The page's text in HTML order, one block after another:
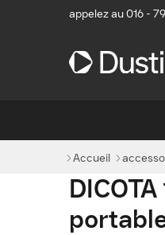
appelez au 016 -
Accueil